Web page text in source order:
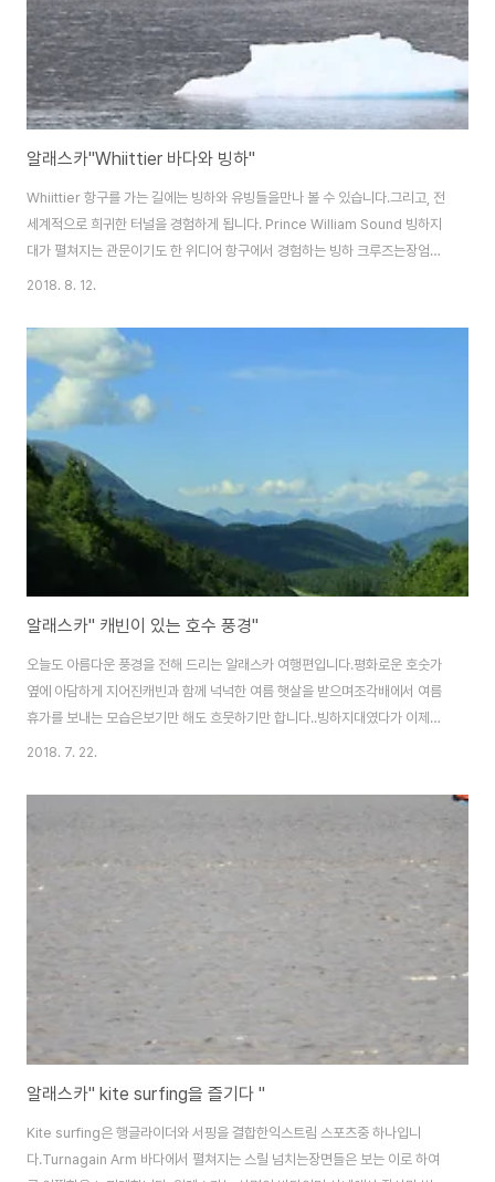
알래스카"Whiittier 바다와 빙하"
Whiittier 항구를 가는 길에는 빙하와 유빙들을만나 볼 수 있습니다.그리고, 전
세계적으로 희귀한 터널을 경험하게 됩니다. Prince William Sound 빙하지
대가 펼쳐지는 관문이기도 한 위디어 항구에서 경험하는 빙하 크루즈는장엄한
빙하를 마주하는 소중한 기회를 주기도 합니다..1만여개의 빙하지대가 펼쳐지
위디어,발데즈까지 포함하는 광활한 바다를일컫는 말입니다..알래스카의 여행
출발합니다...빙하에서 떨어져 내린 유빙의 크기가엄청 납니다.. .산세가 높아
늘 흐리거나 비가 내리는 위디어의 바다인데,오늘도 바람이 몹시 불고 있습니
다.. .다행히 비는 내리지 않을 것 같지만 바람이 몹시 불어낙시 하기에는 다소
힘든 실정입니다..
2018. 8. 12.
알래스카" 캐빈이 있는 호수 풍경"
오늘도 아름다운 풍경을 전해 드리는 알래스카 여행편입니다.평화로운 호숫가
옆에 아담하게 지어진캐빈과 함께 넉넉한 여름 햇살을 받으며조각배에서 여름
휴가를 보내는 모습은보기만 해도 흐뭇하기만 합니다..빙하지대였다가 이제는
다 녹아버려 호수가되어버린, 물이 너무나 깨끗한 호수에는태양의 빛이 별로
발합니다...알래스카 전역이 여행객들이 몰려 들지만 워낙 넓은 땅에흩어져 있
어 도로는 이렇게 한가합니다...이제 막 기지개를 켜며 일어나는 늦잠꾸러기 구
은 곳으로 모두 이주해 빈 터만 남아 있습니다.. .코를 뚫어 코걸이를 한 원주민
들은 마치 아프리카 토인 같은 모습이었..
2018. 7. 22.
알래스카" kite surfing을 즐기다 "
Kite surfing은 행글라이더와 서핑을 결합한익스트림 스포츠중 하나입니
다.Turnagain Arm 바다에서 펼쳐지는 스릴 넘치는장면들은 보는 이로 하여